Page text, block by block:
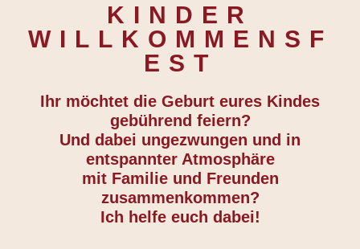
KINDER
WILLKOMMENSF
EST
Ihr möchtet die Geburt eures Kindes
gebührend feiern?
Und dabei ungezwungen und in
entspannter Atmosphäre
mit Familie und Freunden
zusammenkommen?
Ich helfe euch dabei!